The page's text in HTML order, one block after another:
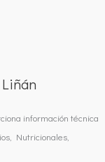
información técnica
Nutricionales,